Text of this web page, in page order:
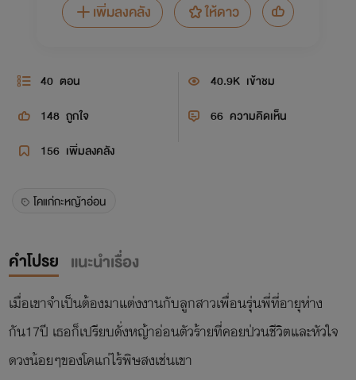
เพิ่มลงคลัง
ให้ดาว
40 ตอน 40.9K เข้าชม
148 ถูกใจ 66 ความคิดเห็น
156 เพิ่มลงคลัง
โคแก่กะหญ้าอ่อน
คำโปรย แนะนำเรื่อง
เมื่อเขาจำเป็นต้องมาแต่งงานกับลูกสาวเพื่อนรุ่นพี่ที่อายุห่าง
กัน17ปี เธอก็เปรียบดั่งหญ้าอ่อนตัวร้ายที่คอยป่วนชีวิตและหัวใจ
ดวงน้อยๆของโคแก่ไร้พิษสงเช่นเขา